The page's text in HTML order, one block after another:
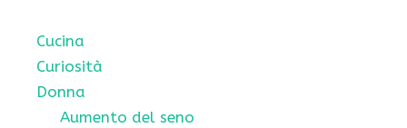
Cucina
Curiosità
Donna
Aumento del seno